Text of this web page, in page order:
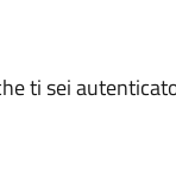
ti sei